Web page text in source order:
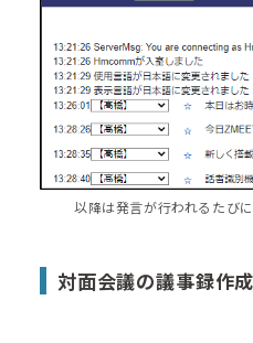
以降は発言が行われるたび
対面会議の議事録作